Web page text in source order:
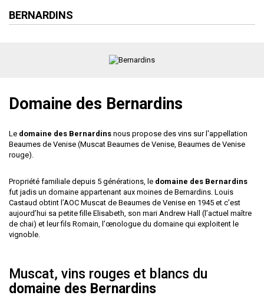
BERNARDINS
Domaine des Bernardins
Le domaine des Bernardins nous propose des vins sur l'appellation
Beaumes de Venise (Muscat Beaumes de Venise, Beaumes de Venise
rouge).
Propriété familiale depuis 5 générations, le domaine des Bernardins
fut jadis un domaine appartenant aux moines de Bernardins. Louis
Castaud obtint l’AOC Muscat de Beaumes de Venise en 1945 et c’est
aujourd’hui sa petite fille Elisabeth, son mari Andrew Hall (l’actuel maître
de chai) et leur fils Romain, l’œnologue du domaine qui exploitent le
vignoble.
Muscat, vins rouges et blancs du
domaine des Bernardins